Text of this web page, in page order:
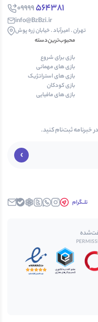
564381
09999
info@BzBzi.ir
تهران . امیرآباد . خیابان زره پوش
محبوب‌ترین‌دسته‌
بازی برای شروع
بازی های مهمانی
بازی های استراتژیک
بازی کودکان
بازی های مافیایی
خبرنامه ثبت‌نام کنید.
تلــگرام
اینستاگرامواتساپتوییتــرروبیکا بلهایمیل